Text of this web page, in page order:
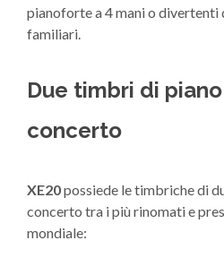
pianoforte a 4 mani o divertenti
familiari.
Due timbri di
concerto
XE20possiede le timbriche di
concerto tra i più rinomati e
mondiale: